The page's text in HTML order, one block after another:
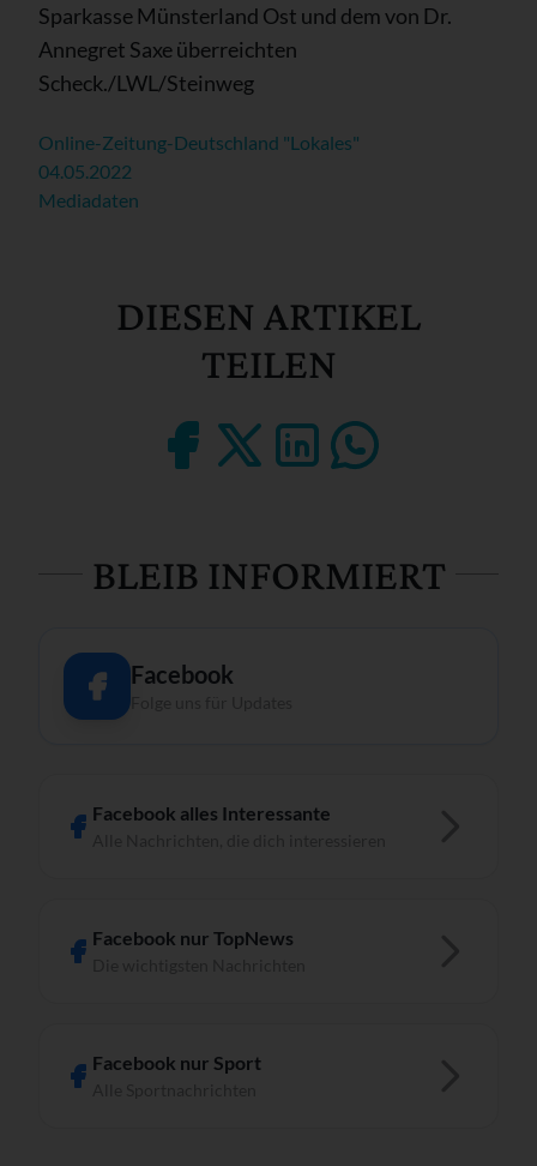
Sparkasse Münsterland Ost und dem von Dr.
Annegret Saxe überreichten
Scheck./LWL/Steinweg
Online-Zeitung-Deutschland "Lokales"
04.05.2022
Mediadaten
DIESEN ARTIKEL
TEILEN
BLEIB INFORMIERT
Facebook
Facebook alles Interessante
Facebook nur TopNews
Facebook nur Sport